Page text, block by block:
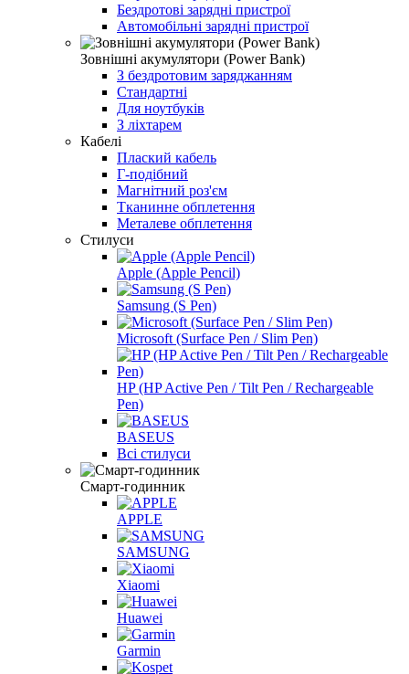
Бездротові зарядні пристрої
Автомобільні зарядні пристрої
Зовнішні акумулятори (Power Bank)
З бездротовим заряджанням
Стандартні
Для ноутбуків
З ліхтарем
Кабелі
Плаский кабель
Г-подібний
Магнітний роз'єм
Тканинне обплетення
Металеве обплетення
Стилуси
Apple (Apple Pencil)
Samsung (S Pen)
Microsoft (Surface Pen / Slim Pen)
HP (HP Active Pen / Tilt Pen / Rechargeable
Pen)
BASEUS
Всі стилуси
Смарт-годинник
APPLE
SAMSUNG
Xiaomi
Huawei
Garmin